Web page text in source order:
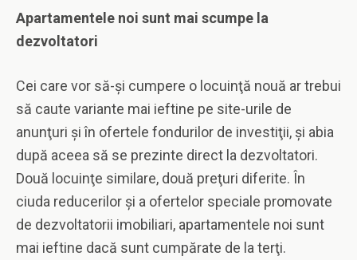
Apartamentele noi sunt mai scumpe la
dezvoltatori
Cei care vor să-şi cumpere o locuinţă nouă ar trebui
să caute variante mai ieftine pe site-urile de
anunţuri şi în ofertele fondurilor de investiţii, şi abia
după aceea să se prezinte direct la dezvoltatori.
Două locuinţe similare, două preţuri diferite. În
ciuda reducerilor şi a ofertelor speciale promovate
de dezvoltatorii imobiliari, apartamentele noi sunt
mai ieftine dacă sunt cumpărate de la terţi.